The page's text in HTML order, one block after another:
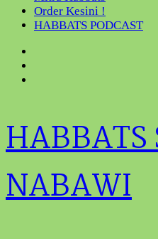
Order Kesini !
HABBATS PODCAST
HABBATS
NABAWI